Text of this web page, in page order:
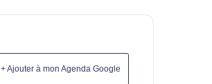
+ Ajouter à mon Agenda Google